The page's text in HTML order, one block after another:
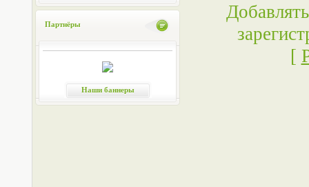
Партнёры
Наши баннеры
[